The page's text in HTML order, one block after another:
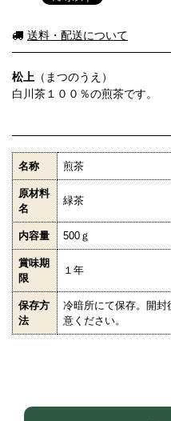
送料・配送について
松上 （まつのうえ）
白川茶１００％の煎茶です。
名称 煎茶
原材料
名
緑茶
内容量 500ｇ
賞味期
限
１年
保存方
法
冷暗所にて保存。開封
意ください。